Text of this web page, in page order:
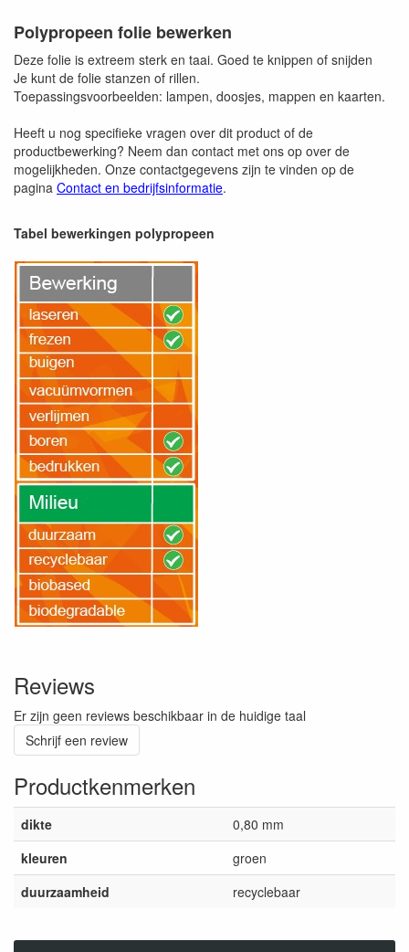
Polypropeen folie bewerken
Deze folie is extreem sterk en taai. Goed te knippen of snijden
Je kunt de folie stanzen of rillen.
Toepassingsvoorbeelden: lampen, doosjes, mappen en kaarten.
Heeft u nog specifieke vragen over dit product of de
productbewerking? Neem dan contact met ons op over de
mogelijkheden. Onze contactgegevens zijn te vinden op de
pagina Contact en bedrijfsinformatie.
Tabel bewerkingen polypropeen
Reviews
Er zijn geen reviews beschikbaar in de huidige taal
Schrijf een review
Productkenmerken
dikte
0,80 mm
kleuren
groen
duurzaamheid
recyclebaar